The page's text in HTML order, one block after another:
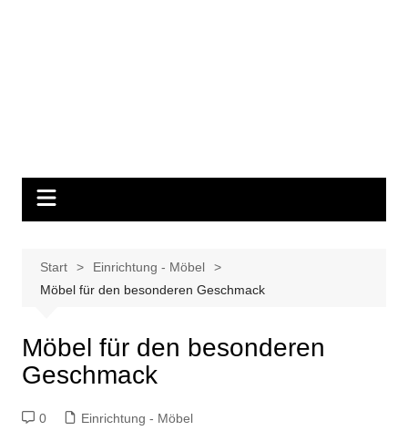
Start
Einrichtung - Möbel
Möbel für den besonderen Geschmack
Möbel für den besonderen
Geschmack
0 Einrichtung - Möbel